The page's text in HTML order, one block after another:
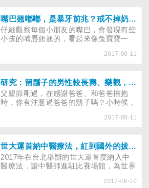
嘴巴翹嘟嘟，是暴牙前兆？戒不掉奶嘴，增加暴牙危機？家長該如何在家訓練孩子，避免暴牙？
仔細觀察每個小朋友的嘴巴，會發現有些
小孩的嘴唇翹翹的，看起來像兔寶寶一
時都在嘟嘴，讓人忍不住想親一下，但卻
大，將嘴唇向外推擠導致。而造成小朋友
年紀輕輕就暴牙的原因，大多是吃奶嘴惹
的禍！想要孩子能夠擁有一口整齊美齒，
家長該如何做呢？
2017-08-11
研究：留鬍子的男性較長壽、樂觀，真的嗎？
父親節剛過，在感謝爸爸、和爸爸擁抱
時，你有注意過爸爸的鬍子嗎？小時候，
憬，心裡暗自發誓：「等我長大也要留鬍
人比較樂觀、長壽，但國內皮膚科醫師強
調，這樣的說法是無稽之談，至今仍沒有
科學能佐證留鬍子的男性會更長壽、強
壯、快樂。
2017-08-11
世大運首納中醫療法，紅到國外的拔罐可以緩解疲勞、消暑解熱，但想要效果更好，有些事要先知道……
2017年在台北舉辦的世大運首度納入中
醫療法，讓中醫師進駐比賽場館，為世界
復及拔罐等非侵入性治療，讓參賽選手都
2017-08-10